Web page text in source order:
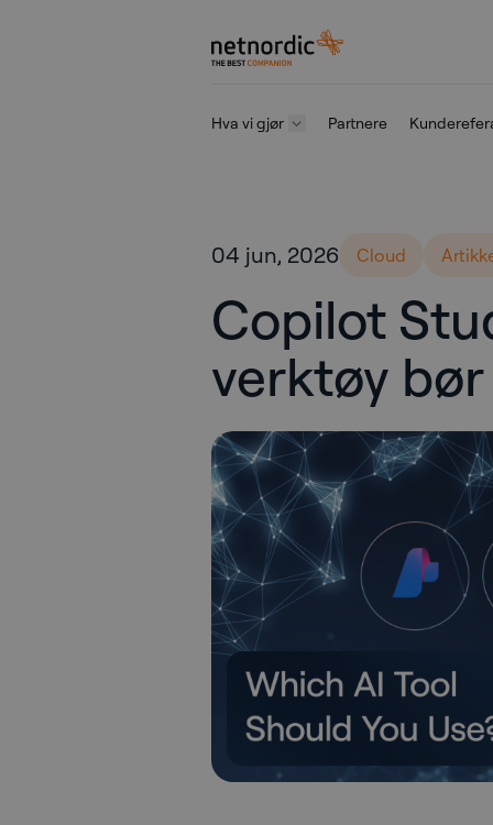
Gå til innhold
NetNordic Norway
Hva vi gjør Partnere
04 jun, 2026 Cloud
Copilot
verktøy